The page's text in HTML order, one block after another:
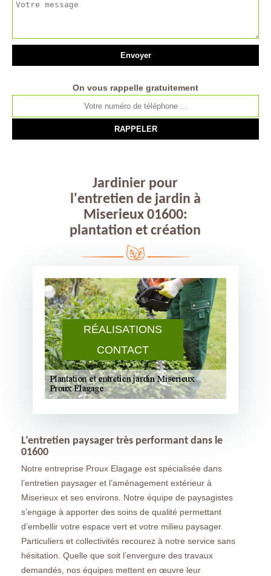
RÉALISATIONS
CONTACT
On vous rappelle gratuitement
Jardinier pour
l'entretien de jardin à
Miserieux 01600:
plantation et création
L’entretien paysager très performant dans le
01600
Notre entreprise Proux Elagage est spécialisée dans
l’entretien paysager et l’aménagement extérieur à
Miserieux et ses environs. Notre équipe de paysagistes
s’engage à apporter des soins de qualité permettant
d’embellir votre espace vert et votre milieu paysager.
Particuliers et collectivités recourez à notre service sans
hésitation. Quelle que soit l’envergure des travaux
demandés, nos équipes mettent en œuvre leur